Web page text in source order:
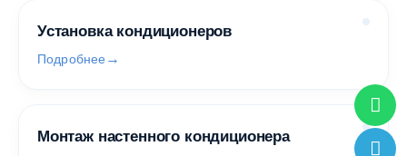
Установка кондиционеров
Подробнее
Монтаж настенного кондиционера